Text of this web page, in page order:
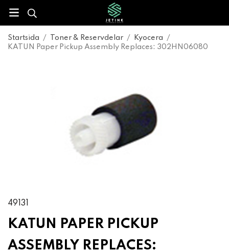
Startsida / Toner & Reservdelar / Kyocera
/
KATUN Paper Pickup Assembly Replaces: 302HN06080
49131
KATUN PAPER PICKUP
ASSEMBLY REPLACES: